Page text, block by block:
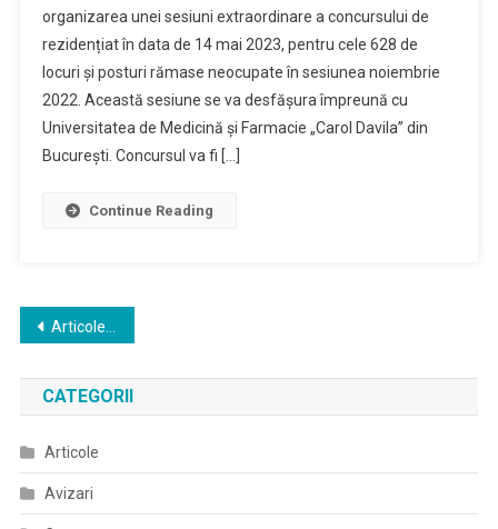
organizarea unei sesiuni extraordinare a concursului de
rezidențiat în data de 14 mai 2023, pentru cele 628 de
locuri și posturi rămase neocupate în sesiunea noiembrie
2022. Această sesiune se va desfășura împreună cu
Universitatea de Medicină și Farmacie „Carol Davila” din
București. Concursul va fi […]
Continue Reading
Navigare
în
articole
Articole mai vechi
CATEGORII
Articole
Avizari